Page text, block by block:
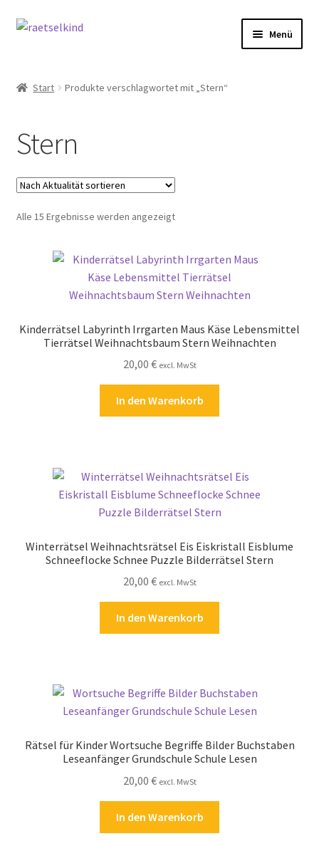
Zur
Zum
Menü
Cookie-Richtlinie (EU)
Datenschutzbelehrung
Echtheit von Bewertungen
Impressum
Kasse
Versandarten
Widerrufsbelehrung
Start Produkte verschlagwortet mit „Stern“
Stern
Alle 15 Ergebnisse werden angezeigtNach
Kinderrätsel Labyrinth Irrgarten Maus Käse Lebensmittel
Tierrätsel Weihnachtsbaum Stern Weihnachten
20,00 € excl. MwSt
In den Warenkorb
Winterrätsel Weihnachtsrätsel Eis Eiskristall Eisblume
Schneeflocke Schnee Puzzle Bilderrätsel Stern
20,00 € excl. MwSt
In den Warenkorb
Rätsel für Kinder Wortsuche Begriffe Bilder Buchstaben
Leseanfänger Grundschule Schule Lesen
20,00 € excl. MwSt
In den Warenkorb